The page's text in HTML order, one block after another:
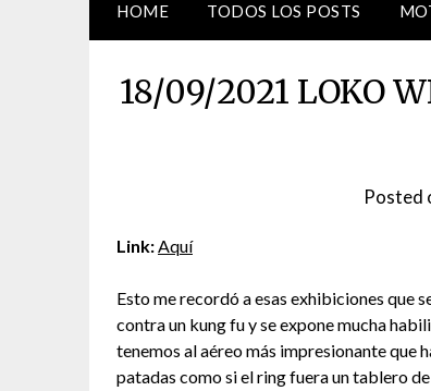
HOME TODOS LOS POSTS
18/09/2021 LOKO
Posted
Link:Aquí
Esto me recordó a esas exhibiciones que
contra un kung fu y se expone mucha
tenemos al aéreo más impresionante que
patadas como si el ring fuera un tablero